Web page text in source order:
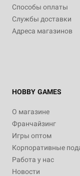
14+
Уведомить о
Способы оплаты
Службы доставки
Адреса магазинов
HOBBY GAMES
О магазине
Франчайзинг
Игры оптом
Корпоративные
Работа у нас
Новости